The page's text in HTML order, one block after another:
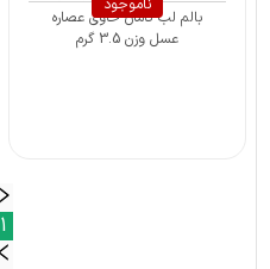
ناموجود
بالم لب کامان حاوی عصاره
عسل وزن 3.5 گرم
1